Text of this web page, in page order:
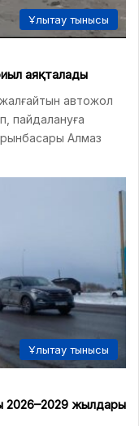
Ұлытау тынысы
аяқталады
автожол
пайдалануға
Алмаз
Ұлытау тынысы
2026–2029 жылдары